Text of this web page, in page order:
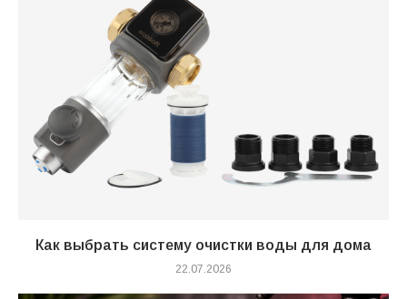
Как выбрать систему очистки воды для дома
22.07.2026